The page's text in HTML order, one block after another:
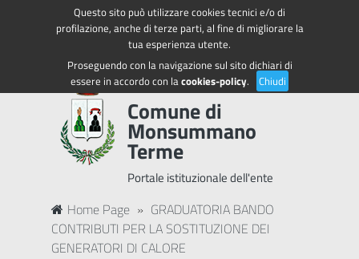
Questo sito può utilizzare cookies tecnici e/o di
profilazione, anche di terze parti, al fine di migliorare la
tua esperienza utente.
Proseguendo con la navigazione sul sito dichiari di
essere in accordo con lacookies-policy. Chiudi
Regione Toscana Accedi ai servizi
Comune di
Monsummano
Terme
Portale istituzionale dell'ente
Home Page » GRADUATORIA BANDO
CONTRIBUTI PER LA SOSTITUZIONE DEI
GENERATORI DI CALORE